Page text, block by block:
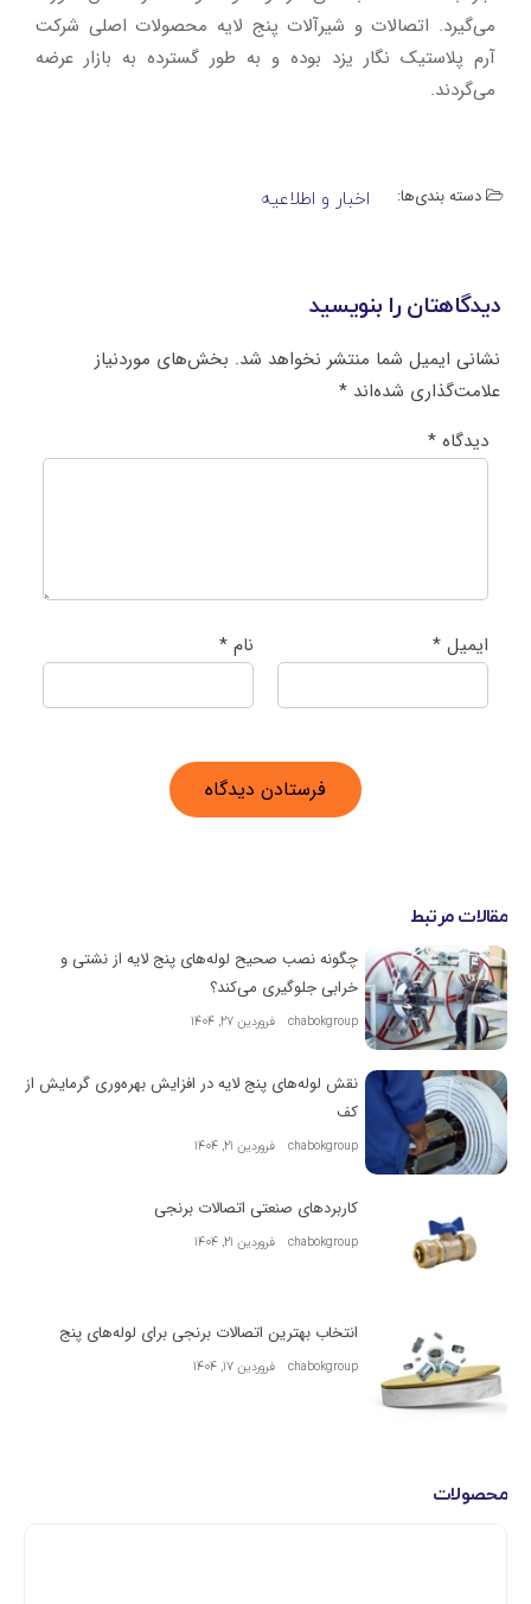
می‌گیرد. اتصالات و شیرآلات پنج لایه محصولات اصلی شرکت
آرم پلاستیک نگار یزد بوده و به طور گسترده به بازار عرضه
می‌گردند.
دسته بندی‌ها: اخبار و اطلاعیه
دیدگاهتان را بنویسید
نشانی ایمیل شما منتشر نخواهد شد. بخش‌های موردنیاز
علامت‌گذاری شده‌اند *
دیدگاه *
نام * ایمیل *
مقالات مرتبط
چگونه نصب صحیح لوله‌های پنج لایه از نشتی و
خرابی جلوگیری می‌کند؟
chabokgroup فروردین 27, 1404
نقش لوله‌های پنج لایه در افزایش بهره‌وری گرمایش از
کف
chabokgroup فروردین 21, 1404
کاربردهای صنعتی اتصالات برنجی
chabokgroup فروردین 21, 1404
انتخاب بهترین اتصالات برنجی برای لوله‌های پنج
chabokgroup فروردین 17, 1404
محصولات